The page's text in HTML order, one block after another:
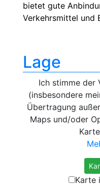
bietet gute
Verkehrsmittel und
Lage
Ich stimme der
(insbesondere
Übertragung
Maps und/oder
Karte